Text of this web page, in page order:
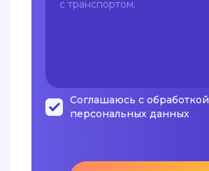
Соглашаюсь с обработкой
персональных данных